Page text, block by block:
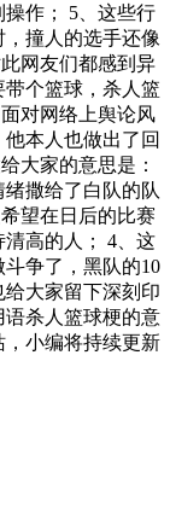
作； 5、这些行
撞人的选手还像
网友们都感到异
个篮球，杀人篮
对网络上舆论风
本人也做出了回
大家的意思是：
撒给了白队的队
望在日后的比赛
高的人； 4、这
争了，黑队的10
大家留下深刻印
杀人篮球梗的意
小编将持续更新